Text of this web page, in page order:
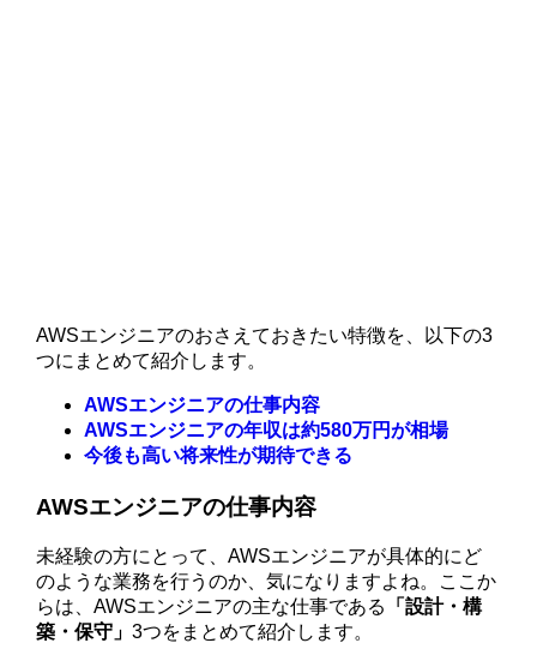
AWSエンジニアのおさえておきたい特徴を、以下の3
つにまとめて紹介します。
AWSエンジニアの仕事内容
AWSエンジニアの年収は約580万円が相場
今後も高い将来性が期待できる
AWSエンジニアの仕事内容
未経験の方にとって、AWSエンジニアが具体的にど
のような業務を行うのか、気になりますよね。ここか
らは、AWSエンジニアの主な仕事である
「設計・構
築・保守」3つをまとめて紹介します。